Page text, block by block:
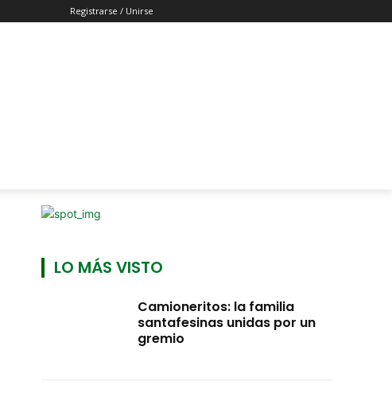
Registrarse / Unirse
LO MÁS VISTO
Camioneritos: la familia
santafesinas unidas por un
gremio